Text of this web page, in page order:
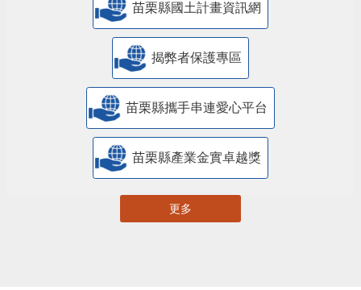
苗栗縣國土計畫資訊網
揭弊者保護專區
苗栗縣攜手串連愛心平台
苗栗縣產業金實卓越獎
更多